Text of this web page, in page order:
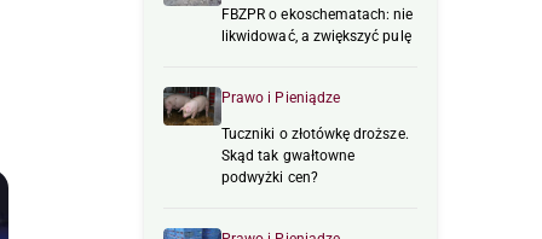
FBZPR o ekoschematach: nie
likwidować, a zwiększyć pulę
Prawo i Pieniądze
Tuczniki o złotówkę droższe.
Skąd tak gwałtowne
podwyżki cen?